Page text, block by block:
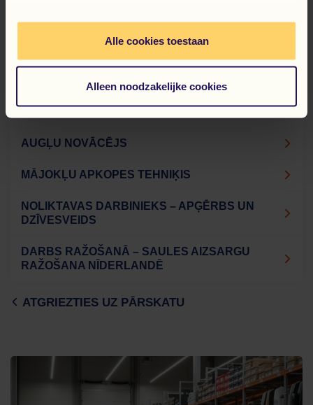
Alle cookies toestaan
Alleen noodzakelijke cookies
personāla atlases speciālists
PĒDĒJĀS SKATĪTĀS
AUGĻU NOVĀCĒJS
MĀJOKĻU APKOPES TEHNIĶIS
NOLIKTAVAS DARBINIEKS – APĢĒRBS UN
DZĪVESVEIDS
DARBS RAŽOŠANĀ – SAULES AIZSARGU
RAŽOŠANA NĪDERLANDĒ
ATGRIEZTIES UZ PĀRSKATU